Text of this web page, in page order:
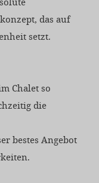
das auf
setzt.
Chalet so
die
bestes Angebot